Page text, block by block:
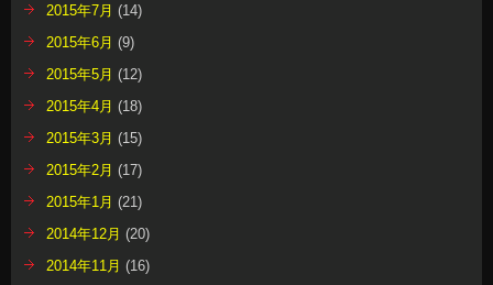
2015年7月 (14)
2015年6月 (9)
2015年5月 (12)
2015年4月 (18)
2015年3月 (15)
2015年2月 (17)
2015年1月 (21)
2014年12月 (20)
2014年11月 (16)